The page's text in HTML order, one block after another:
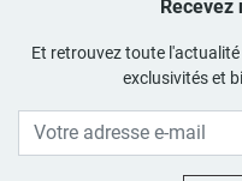
Recevez
Et retrouvez toute
exclusivités et